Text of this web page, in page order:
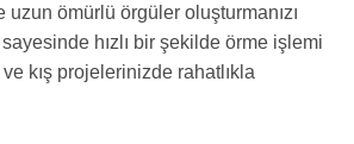
ömürlü örgüler oluşturmanızı
sayesinde hızlı bir şekilde örme işlemi
kış projelerinizde rahatlıkla